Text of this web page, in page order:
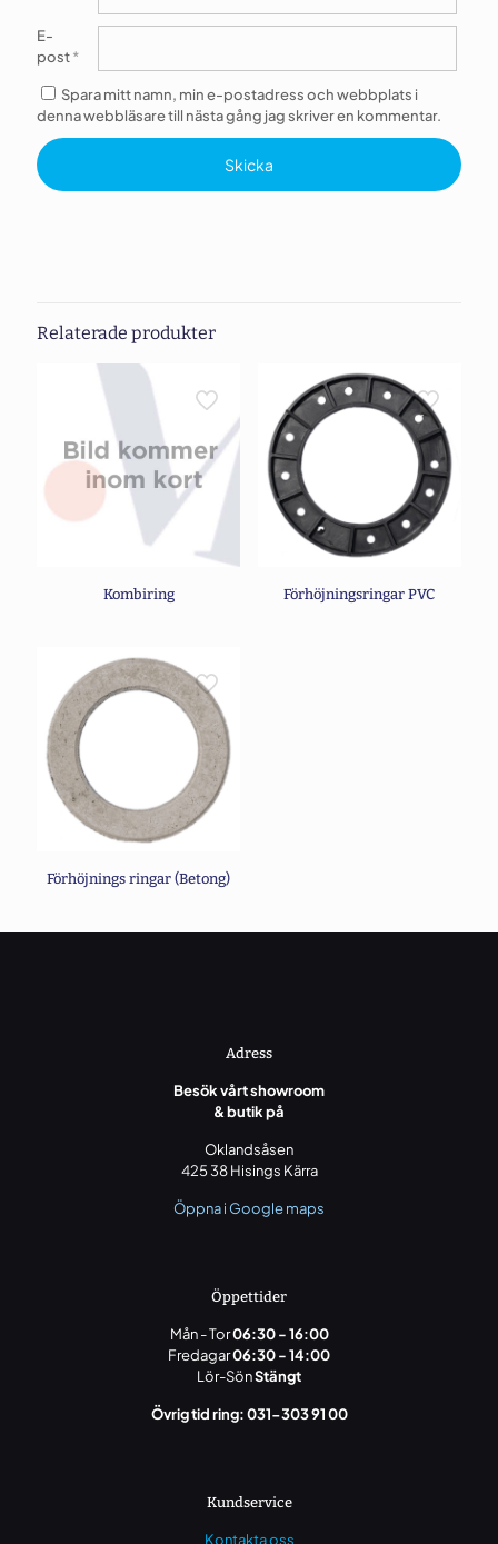
E-
post*
Spara mitt namn, min e-postadress och webbplats i
denna webbläsare till nästa gång jag skriver en kommentar.
Relaterade produkter
Kombiring Förhöjningsringar PVC
Förhöjnings ringar (Betong)
Adress
Besök vårt showroom
& butik på
Oklandsåsen
425 38 Hisings Kärra
Öppna i Google maps
Öppettider
Mån - Tor06:30 - 16:00
Fredagar06:30 - 14:00
Lör-SönStängt
Övrig tid ring: 031-303 91 00
Kundservice
Kontakta oss